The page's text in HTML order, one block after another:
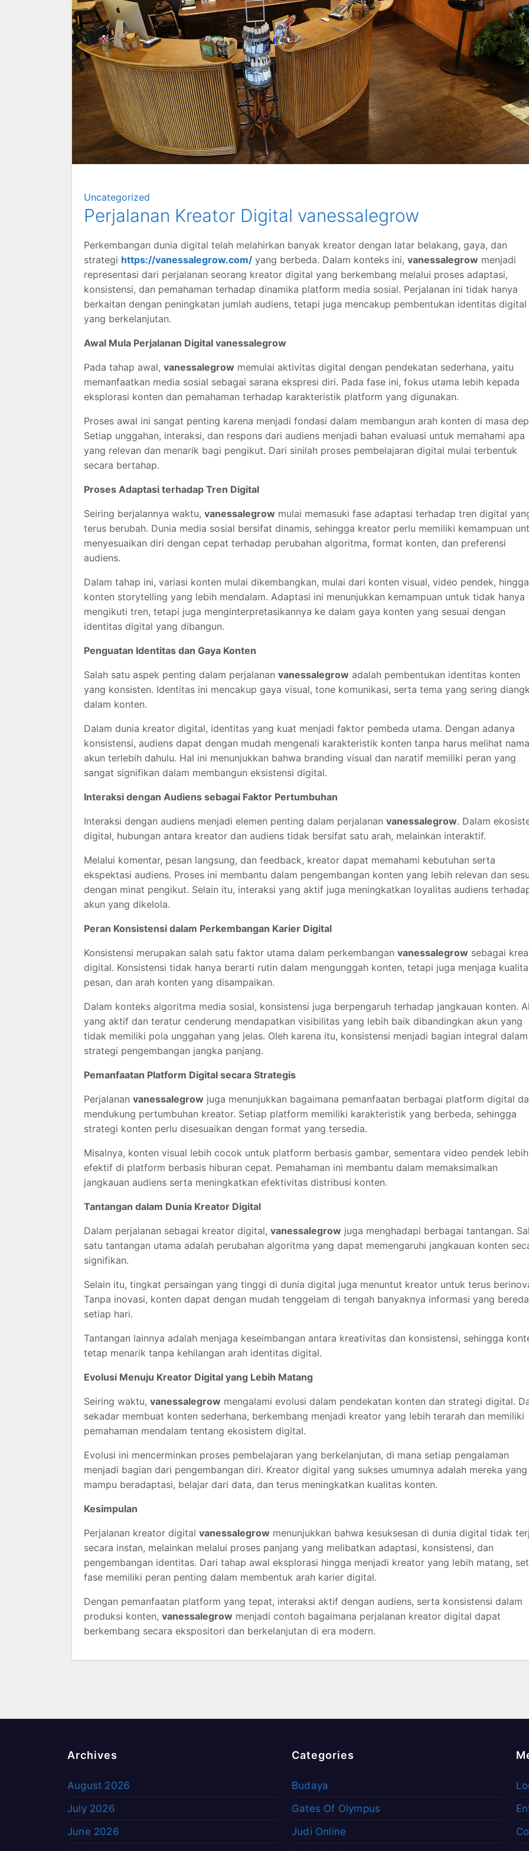
Uncategorized
Perjalanan Kreator Digital vanessalegrow
Perkembangan dunia digital telah melahirkan banyak kreator dengan latar belakang, gaya, dan
strategi https://vanessalegrow.com/ yang berbeda. Dalam konteks ini, vanessalegrow menjadi
representasi dari perjalanan seorang kreator digital yang berkembang melalui proses adaptasi,
konsistensi, dan pemahaman terhadap dinamika platform media sosial. Perjalanan ini tidak hanya
berkaitan dengan peningkatan jumlah audiens, tetapi juga mencakup pembentukan identitas digital
yang berkelanjutan.
Awal Mula Perjalanan Digital vanessalegrow
Pada tahap awal, vanessalegrow memulai aktivitas digital dengan pendekatan sederhana, yaitu
memanfaatkan media sosial sebagai sarana ekspresi diri. Pada fase ini, fokus utama lebih kepada
eksplorasi konten dan pemahaman terhadap karakteristik platform yang digunakan.
Proses awal ini sangat penting karena menjadi fondasi dalam membangun arah konten di masa
Setiap unggahan, interaksi, dan respons dari audiens menjadi bahan evaluasi untuk memahami apa
yang relevan dan menarik bagi pengikut. Dari sinilah proses pembelajaran digital mulai terbentuk
secara bertahap.
Proses Adaptasi terhadap Tren Digital
Seiring berjalannya waktu, vanessalegrow mulai memasuki fase adaptasi terhadap tren digital
terus berubah. Dunia media sosial bersifat dinamis, sehingga kreator perlu memiliki kemampuan
menyesuaikan diri dengan cepat terhadap perubahan algoritma, format konten, dan preferensi
audiens.
Dalam tahap ini, variasi konten mulai dikembangkan, mulai dari konten visual, video pendek, hingga
konten storytelling yang lebih mendalam. Adaptasi ini menunjukkan kemampuan untuk tidak hanya
mengikuti tren, tetapi juga menginterpretasikannya ke dalam gaya konten yang sesuai dengan
identitas digital yang dibangun.
Penguatan Identitas dan Gaya Konten
Salah satu aspek penting dalam perjalanan vanessalegrow adalah pembentukan identitas konten
yang konsisten. Identitas ini mencakup gaya visual, tone komunikasi, serta tema yang sering
dalam konten.
Dalam dunia kreator digital, identitas yang kuat menjadi faktor pembeda utama. Dengan adanya
konsistensi, audiens dapat dengan mudah mengenali karakteristik konten tanpa harus melihat nama
akun terlebih dahulu. Hal ini menunjukkan bahwa branding visual dan naratif memiliki peran yang
sangat signifikan dalam membangun eksistensi digital.
Interaksi dengan Audiens sebagai Faktor Pertumbuhan
Interaksi dengan audiens menjadi elemen penting dalam perjalanan vanessalegrow. Dalam
digital, hubungan antara kreator dan audiens tidak bersifat satu arah, melainkan interaktif.
Melalui komentar, pesan langsung, dan feedback, kreator dapat memahami kebutuhan serta
ekspektasi audiens. Proses ini membantu dalam pengembangan konten yang lebih relevan dan
dengan minat pengikut. Selain itu, interaksi yang aktif juga meningkatkan loyalitas audiens
akun yang dikelola.
Peran Konsistensi dalam Perkembangan Karier Digital
Konsistensi merupakan salah satu faktor utama dalam perkembangan vanessalegrow sebagai
digital. Konsistensi tidak hanya berarti rutin dalam mengunggah konten, tetapi juga menjaga
pesan, dan arah konten yang disampaikan.
Dalam konteks algoritma media sosial, konsistensi juga berpengaruh terhadap jangkauan konten.
yang aktif dan teratur cenderung mendapatkan visibilitas yang lebih baik dibandingkan akun yang
tidak memiliki pola unggahan yang jelas. Oleh karena itu, konsistensi menjadi bagian integral dalam
strategi pengembangan jangka panjang.
Pemanfaatan Platform Digital secara Strategis
Perjalanan vanessalegrow juga menunjukkan bagaimana pemanfaatan berbagai platform digital
mendukung pertumbuhan kreator. Setiap platform memiliki karakteristik yang berbeda, sehingga
strategi konten perlu disesuaikan dengan format yang tersedia.
Misalnya, konten visual lebih cocok untuk platform berbasis gambar, sementara video pendek lebih
efektif di platform berbasis hiburan cepat. Pemahaman ini membantu dalam memaksimalkan
jangkauan audiens serta meningkatkan efektivitas distribusi konten.
Tantangan dalam Dunia Kreator Digital
Dalam perjalanan sebagai kreator digital, vanessalegrow juga menghadapi berbagai tantangan.
satu tantangan utama adalah perubahan algoritma yang dapat memengaruhi jangkauan konten
signifikan.
Selain itu, tingkat persaingan yang tinggi di dunia digital juga menuntut kreator untuk terus
Tanpa inovasi, konten dapat dengan mudah tenggelam di tengah banyaknya informasi yang
setiap hari.
Tantangan lainnya adalah menjaga keseimbangan antara kreativitas dan konsistensi, sehingga
tetap menarik tanpa kehilangan arah identitas digital.
Evolusi Menuju Kreator Digital yang Lebih Matang
Seiring waktu, vanessalegrow mengalami evolusi dalam pendekatan konten dan strategi digital.
sekadar membuat konten sederhana, berkembang menjadi kreator yang lebih terarah dan memiliki
pemahaman mendalam tentang ekosistem digital.
Evolusi ini mencerminkan proses pembelajaran yang berkelanjutan, di mana setiap pengalaman
menjadi bagian dari pengembangan diri. Kreator digital yang sukses umumnya adalah mereka yang
mampu beradaptasi, belajar dari data, dan terus meningkatkan kualitas konten.
Kesimpulan
Perjalanan kreator digital vanessalegrow menunjukkan bahwa kesuksesan di dunia digital tidak
secara instan, melainkan melalui proses panjang yang melibatkan adaptasi, konsistensi, dan
pengembangan identitas. Dari tahap awal eksplorasi hingga menjadi kreator yang lebih matang,
fase memiliki peran penting dalam membentuk arah karier digital.
Dengan pemanfaatan platform yang tepat, interaksi aktif dengan audiens, serta konsistensi dalam
produksi konten, vanessalegrow menjadi contoh bagaimana perjalanan kreator digital dapat
berkembang secara ekspositori dan berkelanjutan di era modern.
Archives
August 2026
July 2026
June 2026
Categories
Budaya
Gates Of Olympus
Judi Online